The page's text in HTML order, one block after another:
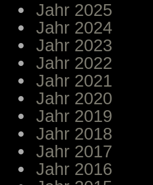
Jahr 2025
Jahr 2024
Jahr 2023
Jahr 2022
Jahr 2021
Jahr 2020
Jahr 2019
Jahr 2018
Jahr 2017
Jahr 2016